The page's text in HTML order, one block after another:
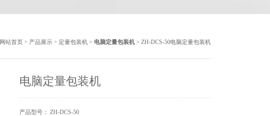
网站首页 > 产品展示 > 定量包装机 > 电脑定量包装机 > ZH-DCS-50电脑定量包装机
电脑定量包装机
产品型号： ZH-DCS-50